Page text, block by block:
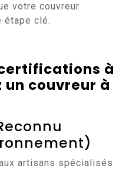
votre couvreur
étape clé.
à
couvreur à
artisans spécialisés